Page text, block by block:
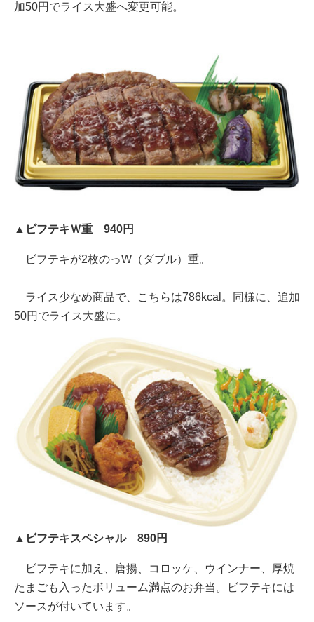
加50円でライス大盛へ変更可能。
▲ビフテキＷ重 940円
ビフテキが2枚のっW（ダブル）重。
ライス少なめ商品で、こちらは786kcal。同様に、追加
50円でライス大盛に。
▲ビフテキスペシャル 890円
ビフテキに加え、唐揚、コロッケ、ウインナー、厚焼
たまごも入ったボリューム満点のお弁当。ビフテキには
ソースが付いています。